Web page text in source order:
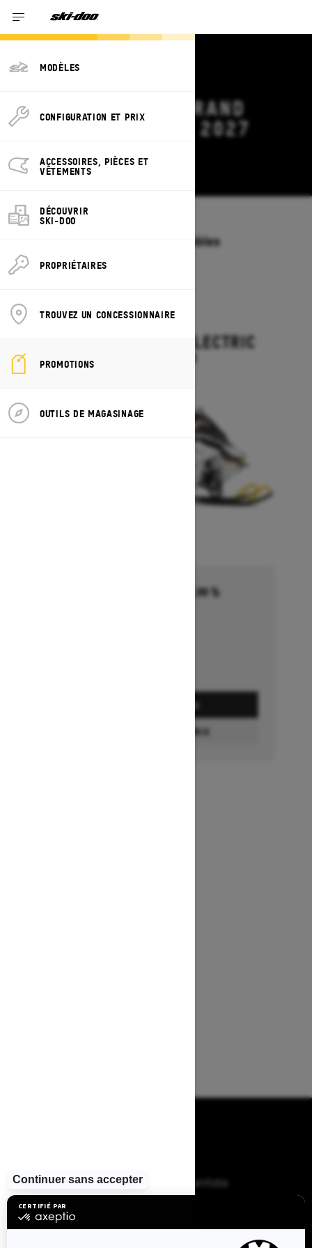
MODÈLES
CONFIGURATION ET PRIX
ACCESSOIRES, PIÈCES ET
VÊTEMENTS
DÉCOUVRIR
SKI-DOO
PROPRIÉTAIRES
TROUVEZ UN CONCESSIONNAIRE
PROMOTIONS
OUTILS DE MAGASINAGE
OFFRES SKI-DOO GRAND
TOURING ELECTRIC 2027
Modifier
Modèles / GRAND TOURING ELECTRIC
Offres disponibles sur ces ensembles
2027 2026
2027
GRAND TOURING ELECTRIC
Financement commençant à 5,99 %
DEMANDEZ UN PRIX
CONFIGURATION ET PRIX
Alberta Colombie-Britannique Manitoba
Nouveau-Brunswick